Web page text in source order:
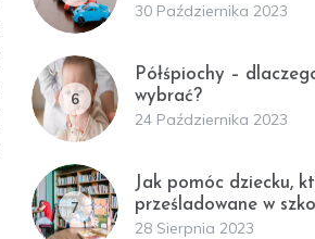
30 Października 2023
6
Półśpiochy –
wybrać?
24 Października 2023
7
Jak pomóc dziecku,
prześladowane w
28 Sierpnia 2023